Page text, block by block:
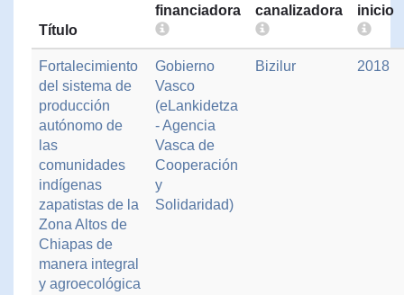
Título
financiadora
canalizadora
inicio
Fortalecimiento
del sistema de
producción
autónomo de
las
comunidades
indígenas
zapatistas de la
Zona Altos de
Chiapas de
manera integral
y agroecológica
Gobierno
Vasco
(eLankidetza
- Agencia
Vasca de
Cooperación
y
Solidaridad)
Bizilur 2018